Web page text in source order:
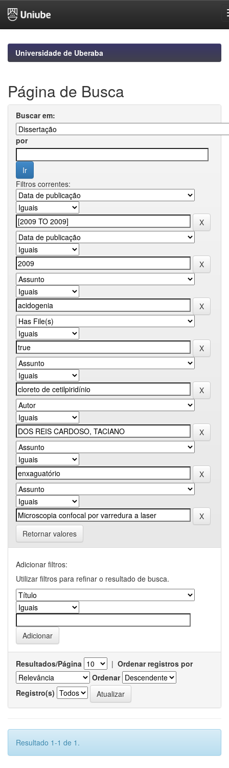
navigationUniversidade de Uberaba
Página de Busca
Buscar em:
por
Filtros correntes:
Retornar valores
Adicionar filtros:
Utilizar filtros para refinar o resultado de busca.
Resultados/Página | Ordenar registros por
Ordenar
Registro(s)
Resultado 1-1 de 1.